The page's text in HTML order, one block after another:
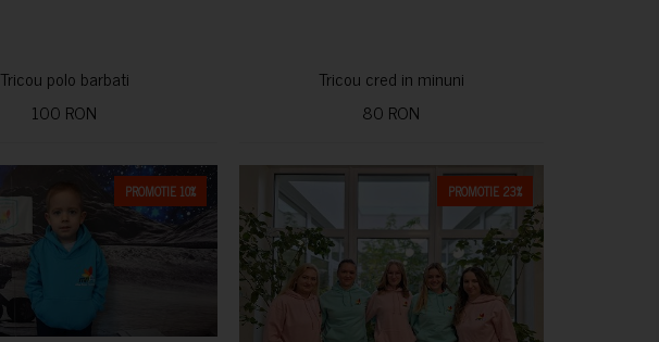
Tricou polo barbati
100 RON
Tricou cred in minuni
80 RON
PROMOTIE 10% PROMOTIE 23%